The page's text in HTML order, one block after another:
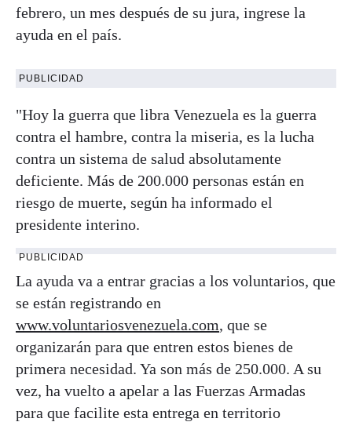
febrero, un mes después de su jura, ingrese la
ayuda en el país.
PUBLICIDAD
"Hoy la guerra que libra Venezuela es la guerra
contra el hambre, contra la miseria, es la lucha
contra un sistema de salud absolutamente
deficiente. Más de 200.000 personas están en
riesgo de muerte, según ha informado el
presidente interino.
PUBLICIDAD
La ayuda va a entrar gracias a los voluntarios, que
se están registrando en
www.voluntariosvenezuela.com, que se
organizarán para que entren estos bienes de
primera necesidad. Ya son más de 250.000. A su
vez, ha vuelto a apelar a las Fuerzas Armadas
para que facilite esta entrega en territorio